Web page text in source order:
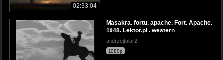
02:33:04
Masakra. fortu. apache. Fort. Apache.
1948. Lektor.pl . western
andrzejtalar2
1080p